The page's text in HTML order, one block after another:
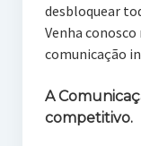
desbloquear
Venha
comunicação
A
competitivo.